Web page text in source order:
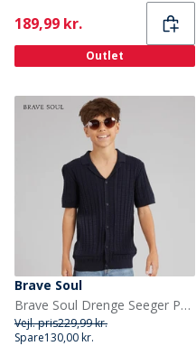
Current
189,99 kr.
Outlet
Brave Soul
Brave Soul Drenge Seeger Polo Skjorte Navy
Vejl. pris229,99 kr.
Spare130,00 kr.